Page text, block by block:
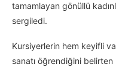
tamamlayan gönüllü
sergiledi.
Kursiyerlerin hem keyifli
sanatı öğrendiğini